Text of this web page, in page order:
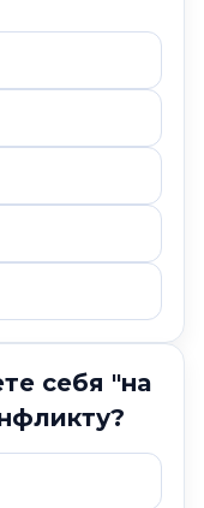
себя "на